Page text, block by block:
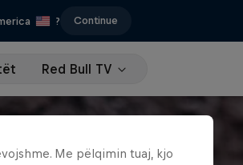
? Continue
Red Bull TV
Me pëlqimin tuaj, kjo